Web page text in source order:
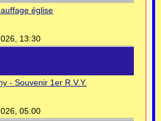
église
13:30
- Souvenir 1er R.V.Y.
05:00